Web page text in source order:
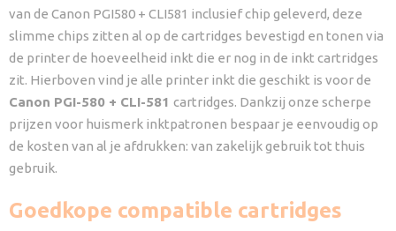
van de Canon PGI580 + CLI581 inclusief chip geleverd, deze
slimme chips zitten al op de cartridges bevestigd en tonen via
de printer de hoeveelheid inkt die er nog in de inkt cartridges
zit. Hierboven vind je alle printer inkt die geschikt is voor de
Canon PGI-580 + CLI-581 cartridges. Dankzij onze scherpe
prijzen voor huismerk inktpatronen bespaar je eenvoudig op
de kosten van al je afdrukken: van zakelijk gebruik tot thuis
gebruik.
Goedkope compatible cartridges